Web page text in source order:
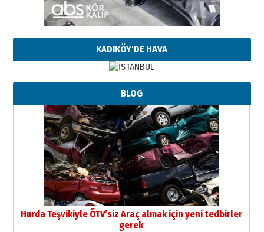
KADIKÖY'DE HAVA
BLOG
Hurda Teşvikiyle ÖTV’siz Araç almak için yeni tedbirler
gerek